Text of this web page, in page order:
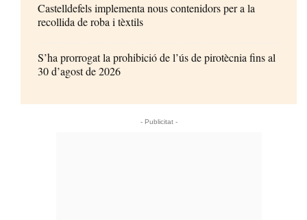
Castelldefels implementa nous contenidors per a la
recollida de roba i tèxtils
S’ha prorrogat la prohibició de l’ús de pirotècnia fins al
30 d’agost de 2026
- Publicitat -